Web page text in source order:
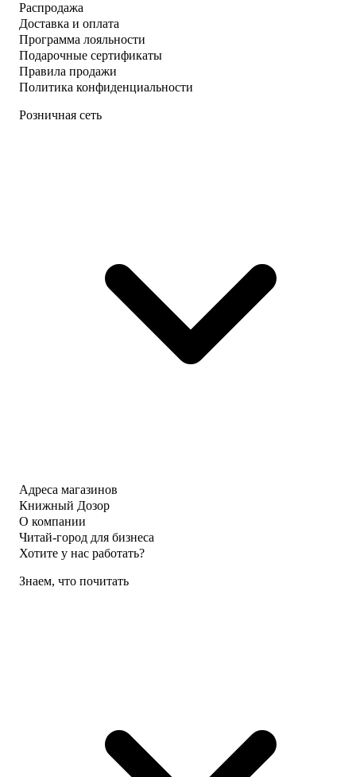
Распродажа
Доставка и оплата
Программа лояльности
Подарочные сертификаты
Правила продажи
Политика конфиденциальности
Розничная сеть
Адреса магазинов
Книжный Дозор
О компании
Читай-город для бизнеса
Хотите у нас работать?
Знаем, что почитать